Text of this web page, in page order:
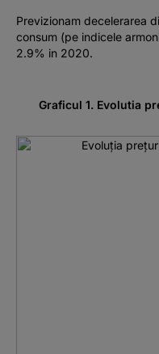
Previzionam decelerarea
consum (pe indicele
2.9% in 2020.
Graficul 1. Evolutia